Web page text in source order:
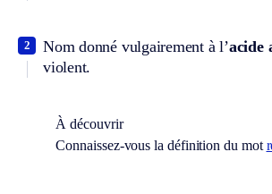
Nom donné vulgairement à l’acide
violent.
2
À découvrir
Connaissez-vous la définition du mot